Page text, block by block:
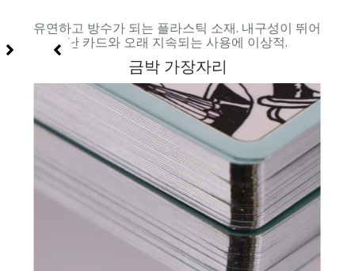
유연하고 방수가 되는 플라스틱 소재. 내구성이 뛰어
난 카드와 오래 지속되는 사용에 이상적.
금박 가장자리